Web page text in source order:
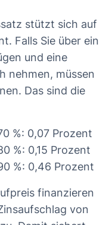
stützt sich auf
Falls Sie über ein
und eine
nehmen, müssen
Das sind die
%: 0,07 Prozent
%: 0,15 Prozent
%: 0,46 Prozent
finanzieren
von